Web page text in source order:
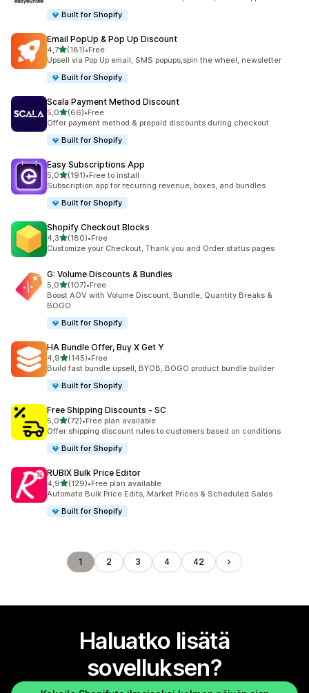
Built for Shopify
Email PopUp & Pop Up Discount
4,7/ 5 tähteä
(181)
181 arvostelua yhteensä
•Free
Upsell via Pop Up email, SMS popups,spin the wheel, newsletter
Built for Shopify
Scala Payment Method Discount
5,0/ 5 tähteä
(66)
66 arvostelua yhteensä
•Free
Offer payment method & prepaid discounts during checkout
Built for Shopify
Easy Subscriptions App
5,0/ 5 tähteä
(191)
191 arvostelua yhteensä
•Free to install
Subscription app for recurring revenue, boxes, and bundles
Built for Shopify
Shopify Checkout Blocks
4,3/ 5 tähteä
(180)
180 arvostelua yhteensä
•Free
Customize your Checkout, Thank you and Order status pages
G: Volume Discounts & Bundles
5,0/ 5 tähteä
(107)
107 arvostelua yhteensä
•Free
Boost AOV with Volume Discount, Bundle, Quantity Breaks &
BOGO
Built for Shopify
HA Bundle Offer, Buy X Get Y
4,9/ 5 tähteä
(145)
145 arvostelua yhteensä
•Free
Build fast bundle upsell, BYOB, BOGO product bundle builder
Built for Shopify
Free Shipping Discounts ‑ SC
5,0/ 5 tähteä
(72)
72 arvostelua yhteensä
•Free plan available
Offer shipping discount rules to customers based on conditions
Built for Shopify
RUBIX Bulk Price Editor
4,9/ 5 tähteä
(129)
129 arvostelua yhteensä
•Free plan available
Automate Bulk Price Edits, Market Prices & Scheduled Sales
Built for Shopify
1 2 3 4 42
Haluatko lisätä
sovelluksen?